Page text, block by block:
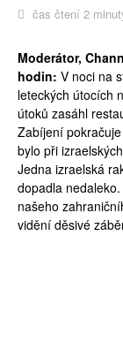
čas čtení 2
Moderátor,
hodin: V noci na
leteckých útocích
útoků zasáhl
Zabíjení
bylo při
Jedna izraelská
dopadla
našeho
vidění děsivé